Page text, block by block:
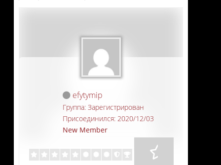
efytymip
Группа: Зарегистрирован
Присоединился: 2020/12/03
New Member